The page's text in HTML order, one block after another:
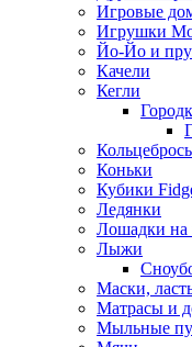
Игровые
Игрушки
Йо-Йо и
Качели
Кегли
Коньки
Кубики
Ледянки
Лошадки на
Лыжи
Маски,
Матрасы и
Мыльные